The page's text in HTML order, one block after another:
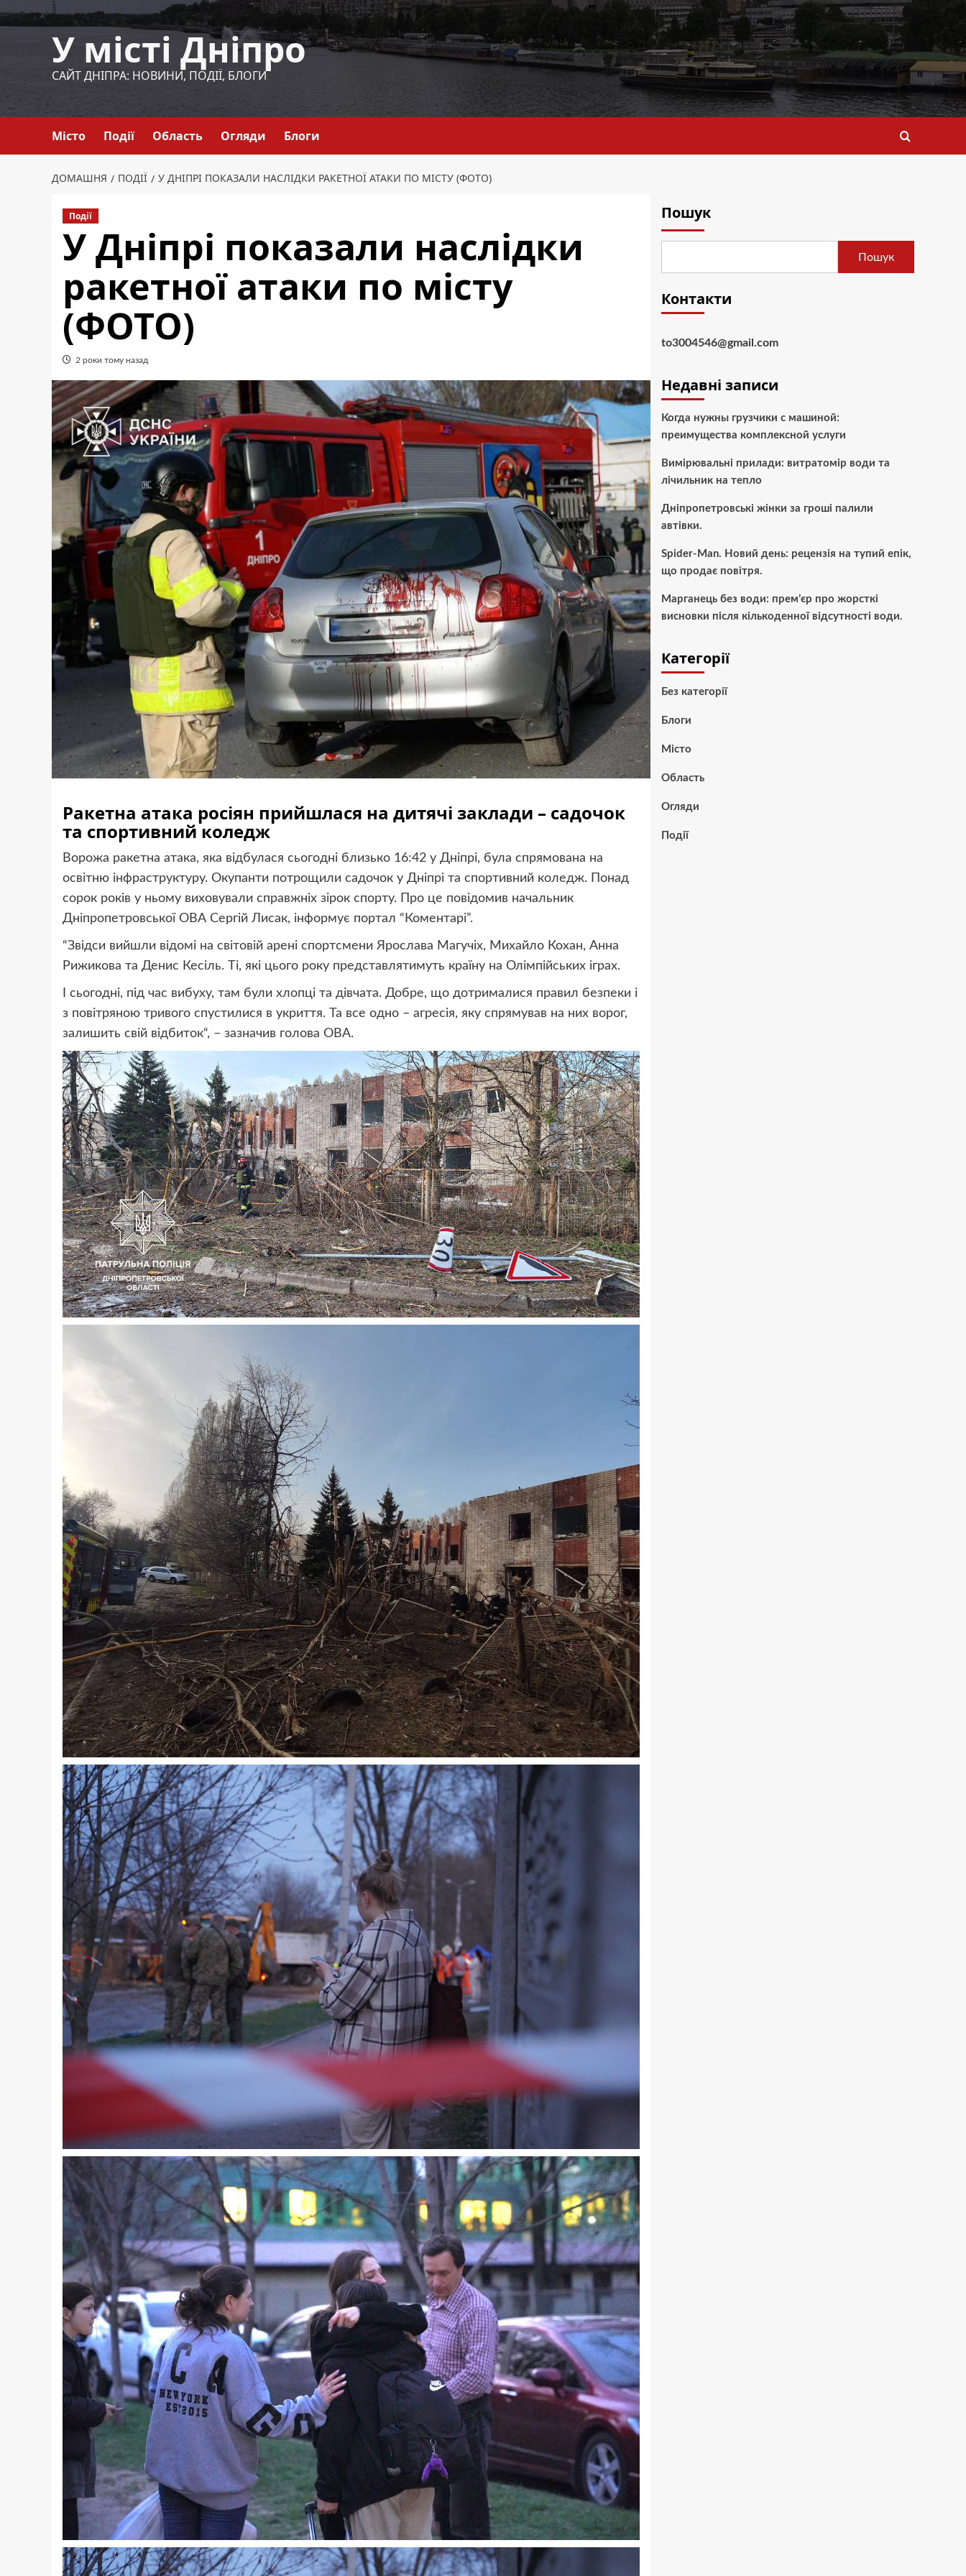
до
У місті Дніпро
САЙТ ДНІПРА: НОВИНИ, ПОДІЇ, БЛОГИ
Місто Події Область Огляди Блоги
ДОМАШНЯ ПОДІЇ У ДНІПРІ ПОКАЗАЛИ НАСЛІДКИ РАКЕТНОЇ АТАКИ ПО МІСТУ (ФОТО)
Події
У Дніпрі показали наслідки
ракетної атаки по місту
(ФОТО)
2 роки тому назад
Ракетна атака росіян прийшлася на дитячі заклади – садочок
та спортивний коледж
Ворожа ракетна атака, яка відбулася сьогодні близько 16:42 у Дніпрі, була спрямована на
освітню інфраструктуру. Окупанти потрощили садочок у Дніпрі та спортивний коледж. Понад
сорок років у ньому виховували справжніх зірок спорту.
Про це повідомив начальник
Дніпропетровської ОВА Сергій Лисак, інформує портал “Коментарі”.
“Звідси вийшли відомі на світовій арені спортсмени Ярослава Магучіх, Михайло Кохан, Анна
Рижикова та Денис Кесіль. Ті, які цього року представлятимуть країну на Олімпійських іграх.
І сьогодні, під час вибуху, там були хлопці та дівчата. Добре, що дотрималися правил безпеки і
з повітряною тривого спустилися в укриття. Та все одно – агресія, яку спрямував на них ворог,
залишить свій відбиток“, – зазначив голова ОВА.
Пошук
Пошук
Контакти
to3004546@gmail.com
Недавні записи
Когда нужны грузчики с машиной:
преимущества комплексной услуги
Вимірювальні прилади: витратомір води та
лічильник на тепло
Дніпропетровські жінки за гроші палили
автівки.
Spider-Man. Новий день: рецензія на тупий епік,
що продає повітря.
Марганець без води: прем’єр про жорсткі
висновки після кількоденної відсутності води.
Категорії
Без категорії
Блоги
Місто
Область
Огляди
Події